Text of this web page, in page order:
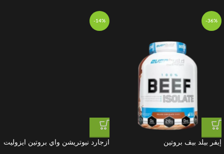
-36%
إيفر بيلد بيف بروتين
-14%
ازجارد نيوتريشن واي بروتين ايزوليت